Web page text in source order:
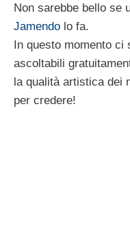
Non sarebbe bello se
Jamendo lo fa.
In questo momento ci
ascoltabili
la qualità artistica dei
per credere!